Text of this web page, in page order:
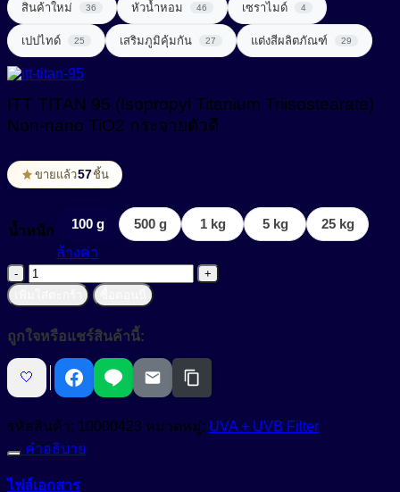
Amphoteric Surfactant
Anionic Surfactant
Non-ionic Surfactant
สารปรับ pH (pH adjust)
สารปรับความนุ่มลื่น (Conditioning Agent)
สารปรับเนื้อสัมผัสเนียนนุ่ม (Smoothness)
สารผสาน (Emulsifier)
Cream Base (Emulsifier Wax)
O/W Emulsifier
W/O Emulsifier
สารสร้างฟิล์ม (Film Forming Agent)
สารสร้างเนื้อมุก (Pearlizing Agent)
สารหล่อลื่น (Lubricant)
สารออกฤทธิ์ (Active)
Anti Acne
Anti Stress Repair
Anti- inflammatory
Anti-Aging Agent
สารออกฤทธิ์ทางชีวภาพ (Bio Actives)
สารเพิ่มการละลาย (Solubilizer)
สารเพิ่มความข้น ในน้ำยาปรับผ้านุ่ม (Fabric Softener)
สารเพิ่มความข้นหนืด (Viscosity Controlling)
เพิ่มสารอาหาร (Nutrient added)
สินค้าใหม่ 36 หัวน้ำหอม 46 เซราไมด์ 4
เปปไทด์ 25 เสริมภูมิคุ้มกัน 27 แต่งสีผลิตภัณฑ์ 29
ITT TITAN 95 (Isopropyl Titanium Triisostearate)
Non-nano TiO2 กระจายตัวดี
ขายแล้ว57ชิ้น
น้ำหนัก 100 g 500 g 1 kg 5 kg
25 kg
ล้างค่า
จำนวน
TITAN
95
(Isopropyl
Titanium
Triisostearate)
Non-
TiO2
กระจาย
ชิ้น
ถูกใจหรือแชร์สินค้านี้:
🤍
รหัสสินค้า: 10000423 หมวดหมู่: UVA + UVB Filter
คำอธิบาย
ไฟล์เอกสาร